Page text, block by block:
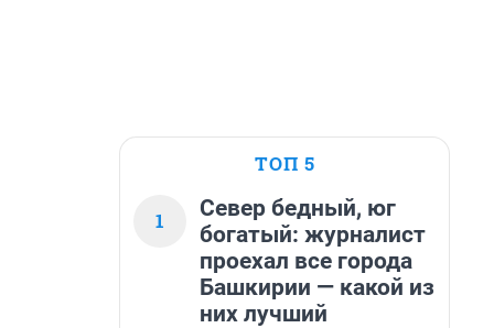
ТОП 5
1
Север бедный, юг
богатый: журналист
проехал все города
Башкирии — какой из
них лучший